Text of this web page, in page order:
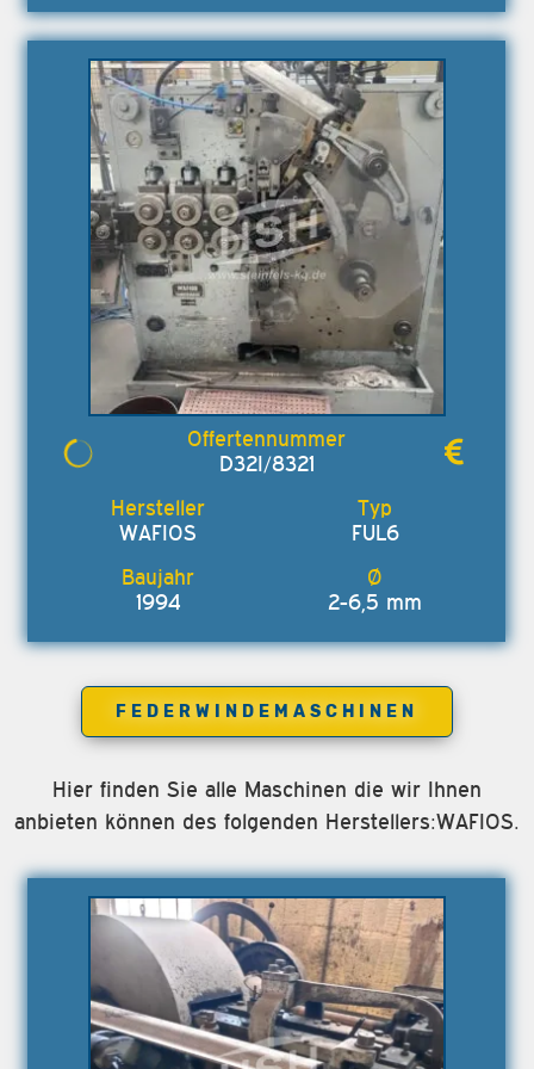
D32I/8321
WAFIOS FUL6
1994 2-6,5 mm
FEDERWINDEMASCHINEN
Hier finden Sie alle Maschinen die wir Ihnen
anbieten können des folgenden Herstellers:WAFIOS.